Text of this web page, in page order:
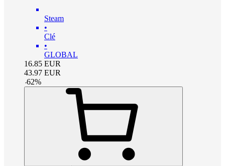
Steam
•
Clé
•
GLOBAL
16.85 EUR
43.97 EUR
-62%